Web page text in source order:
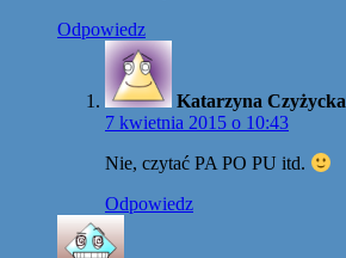
Odpowiedz
Katarzyna Czyżycka
7 kwietnia 2015 o 10:43
Nie, czytać PA PO PU itd.
Odpowiedz